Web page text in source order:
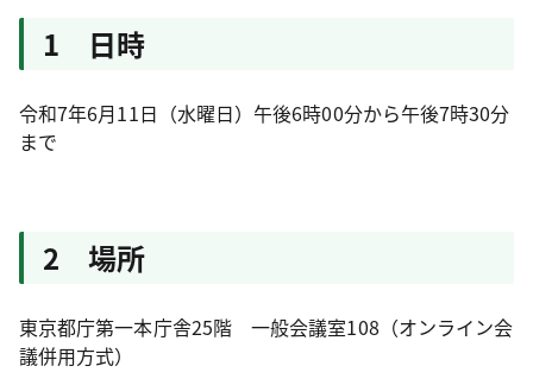
1 日時
令和7年6月11日（水曜日）午後6時00分から午後7時30分
まで
2 場所
東京都庁第一本庁舎25階 一般会議室108（オンライン会
議併用方式）